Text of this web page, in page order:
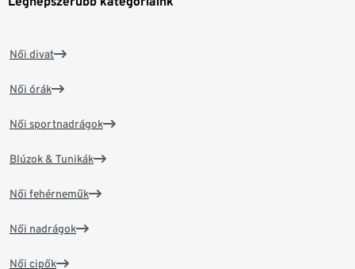
Női divat
Női órák
Női sportnadrágok
Blúzok & Tunikák
Női fehérneműk
Női nadrágok
Női cipők